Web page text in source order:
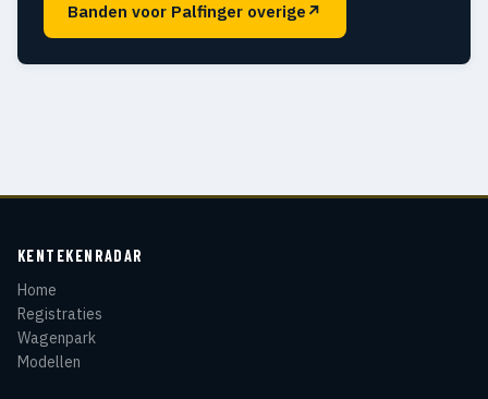
Banden voor Palfinger overige ↗
KENTEKENRADAR
Home
Registraties
Wagenpark
Modellen